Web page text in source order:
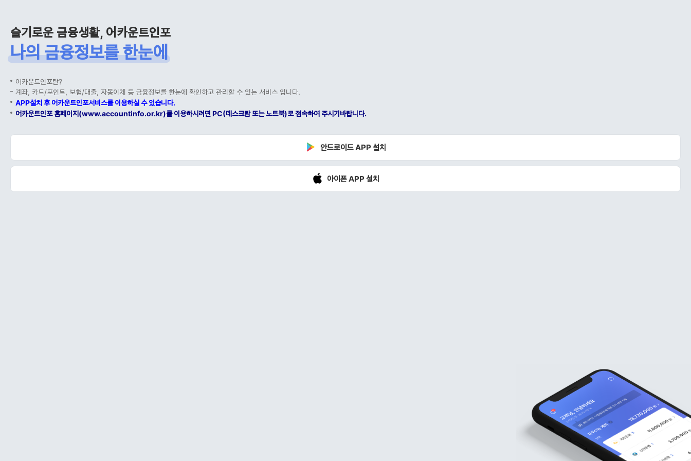
슬기로운 금융생활, 어카운트인포
나의 금융정보를 한눈에
어카운트인포란?
계좌, 카드/포인트, 보험/대출, 자동이체 등 금융정보를 한눈에 확인하고 관리할 수 있는 서비스 입니다.
APP설치 후 어카운트인포서비스를 이용하실 수 있습니다.
어카운트인포 홈페이지(www.accountinfo.or.kr)를 이용하시려면 PC(데스크탑 또는 노트북)로 접속하여 주시기바랍니다.
안드로이드 APP 설치
아이폰 APP 설치